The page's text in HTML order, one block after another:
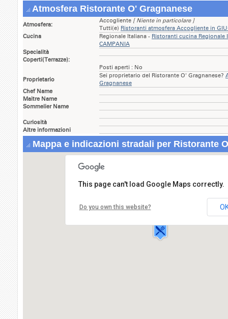
Atmosfera Ristorante O' Gragnanese
Atmosfera:
Accogliente [ Niente in particolare ]
Tutti(e) Ristoranti atmosfera Accogliente in
Cucina
Regionale Italiana - Ristoranti cucina Regionale
CAMPANIA
Specialità
Coperti(Terrazze):
Posti aperti : No
Proprietario
Sei proprietario del Ristorante O' Gragnanese?
Gragnanese
Chef Name
Maitre Name
Sommelier Name
Curiosità
Altre informazioni
Mappa e indicazioni stradali per Ristorante
80014 GIUGLIANO IN
This page can't load Google Maps correctly.
Do you own this website?